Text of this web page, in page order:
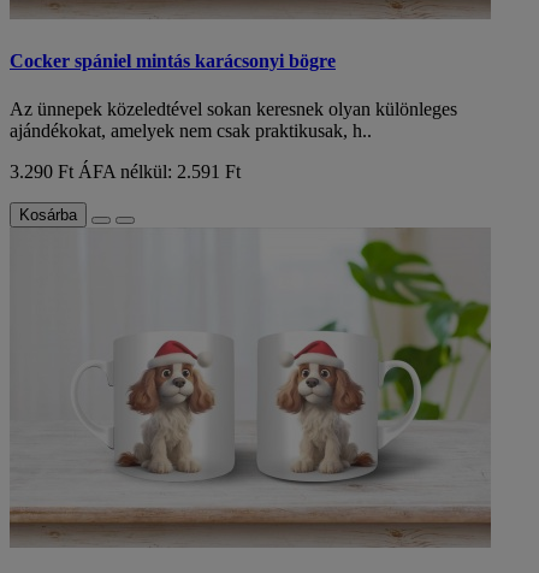
Cocker spániel mintás karácsonyi bögre
Az ünnepek közeledtével sokan keresnek olyan különleges
ajándékokat, amelyek nem csak praktikusak, h..
3.290 Ft ÁFA nélkül: 2.591 Ft
Kosárba